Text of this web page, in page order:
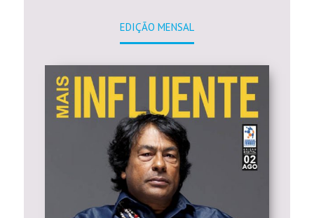
EDIÇÃO MENSAL